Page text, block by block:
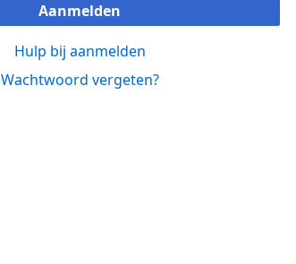
Aanmelden
Hulp bij aanmelden
Wachtwoord vergeten?